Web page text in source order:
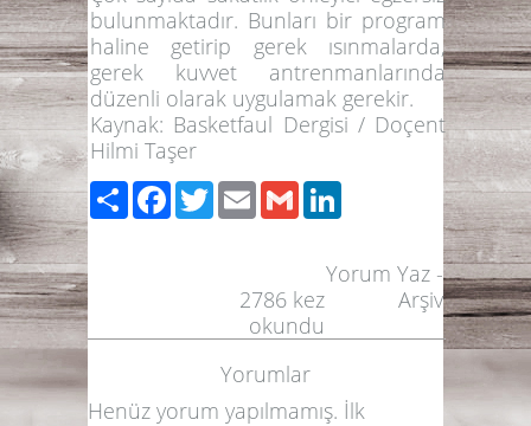
bulunmaktadır. Bunları bir program
haline getirip gerek ısınmalarda,
gerek kuvvet antrenmanlarında
düzenli olarak uygulamak gerekir.
Kaynak: Basketfaul Dergisi / Doçent
Hilmi Taşer
PaylaşFacebook
TwitterEmailGmail
Yorum Yaz -
Arşiv
2786 kez
okundu
Yorumlar
Henüz yorum yapılmamış. İlk